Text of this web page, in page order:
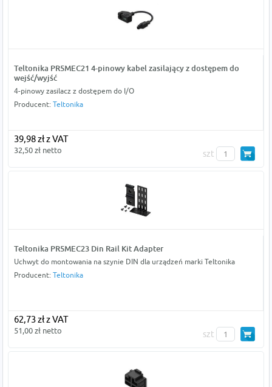
Teltonika PR5MEC21 4-pinowy kabel zasilający z dostępem do
wejść/wyjść
4-pinowy zasilacz z dostępem do I/O
Producent: Teltonika
39,98 zł z VAT
32,50 zł netto szt
Teltonika PR5MEC23 Din Rail Kit Adapter
Uchwyt do montowania na szynie DIN dla urządzeń marki Teltonika
Producent: Teltonika
62,73 zł z VAT
51,00 zł netto szt